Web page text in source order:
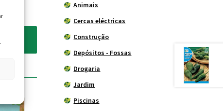
Animais
Cercas eléctricas
Construção
Depósitos - Fossas
Drogaria
Jardim
Piscinas